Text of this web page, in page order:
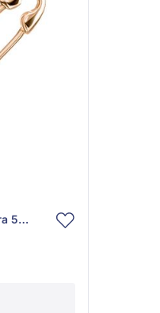
Шпилька з червоного золота 585°, арт. БШ081(2)и